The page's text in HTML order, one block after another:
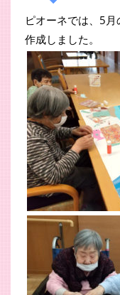
ピオーネでは、5
作成しました。